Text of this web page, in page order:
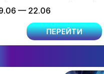
— 22.06
ПЕРЕЙТИ